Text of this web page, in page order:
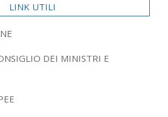
LINK UTILI
DEI MINISTRI E